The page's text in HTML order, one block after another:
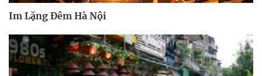
Im Lặng Đêm Hà Nội